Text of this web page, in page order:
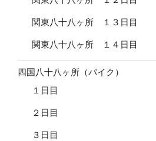
関東八十八ヶ所 １３日目
関東八十八ヶ所 １４日目
四国八十八ヶ所（バイク）
１日目
２日目
３日目